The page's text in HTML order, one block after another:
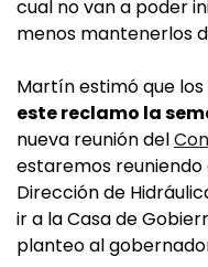
cual no van a poder
menos mantenerlos
Martín estimó que los
este reclamo la
nueva reunión del
estaremos
Dirección de
ir a la Casa de
planteo al